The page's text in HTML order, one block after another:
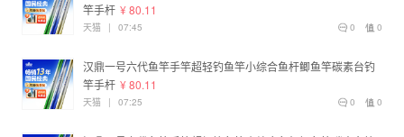
竿手杆 ¥ 80.11
0
0
天猫 | 07:45
汉鼎一号六代鱼竿手竿超轻钓鱼竿小综合鱼杆鲫鱼竿碳素台钓
竿手杆 ¥ 80.11
0
0
天猫 | 07:25